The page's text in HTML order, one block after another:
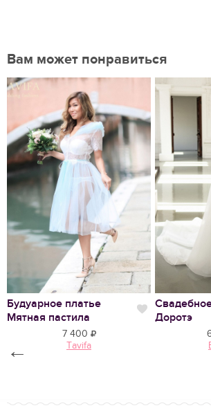
Вам может понравиться
Нравится
Будуарное платье
Мятная пастила
Нравится
7 400
Tavifa
Доротэ
←